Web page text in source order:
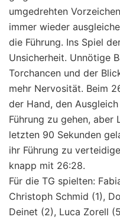
umgedrehten
immer wieder
die Führung. Ins Spiel
Unsicherheit. Unnötige
Torchancen und der
mehr Nervosität. Beim
der Hand, den
Führung zu gehen, aber
letzten 90 Sekunden
ihr Führung zu
knapp mit 26:28.
Für die TG spielten:
Christoph Schmid (1),
Deinet (2), Luca Zorell